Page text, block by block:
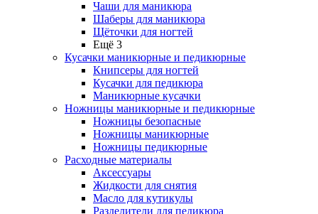
Чаши для маникюра
Шаберы для маникюра
Щёточки для ногтей
Ещё 3
Кусачки маникюрные и педикюрные
Книпсеры для ногтей
Кусачки для педикюра
Маникюрные кусачки
Ножницы маникюрные и педикюрные
Ножницы безопасные
Ножницы маникюрные
Ножницы педикюрные
Расходные материалы
Аксессуары
Жидкости для снятия
Масло для кутикулы
Разделители для педикюра